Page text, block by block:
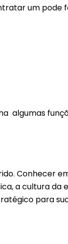
um pode
algumas
Conhecer
a cultura da
para